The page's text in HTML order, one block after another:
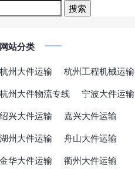
网站分类
杭州大件运输
杭州工程机械运输
杭州大件物流专线
宁波大件运输
绍兴大件运输
嘉兴大件运输
湖州大件运输
舟山大件运输
金华大件运输
衢州大件运输